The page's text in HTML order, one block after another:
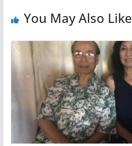
You May Also Like